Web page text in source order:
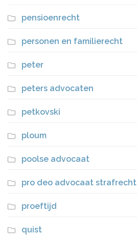
pensioenrecht
personen en familierecht
peter
peters advocaten
petkovski
ploum
poolse advocaat
pro deo advocaat strafrecht
proeftijd
quist